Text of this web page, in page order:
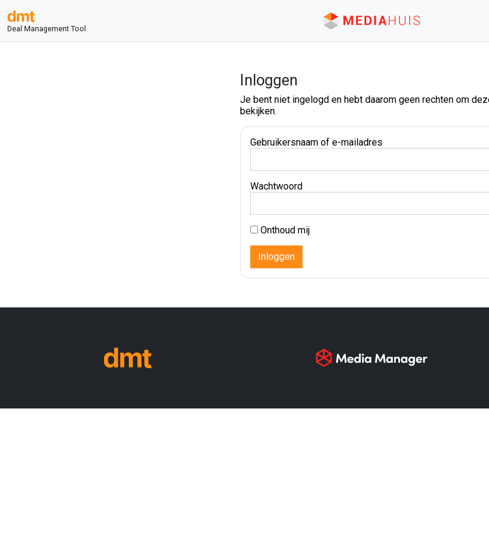
Deal Management Tool
Inloggen
Je bent niet ingelogd en hebt daarom geen rechten om
bekijken.
Gebruikersnaam of e-mailadres
Wachtwoord
Onthoud mij